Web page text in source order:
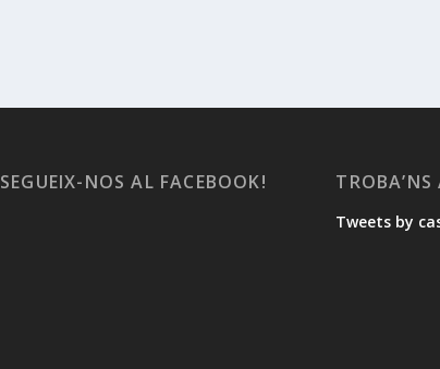
SEGUEIX-NOS AL FACEBOOK!
Tweets by